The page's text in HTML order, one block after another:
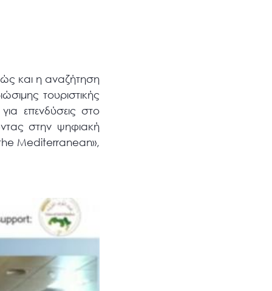
και η αναζήτηση
τουριστικής
επενδύσεις στο
στην ψηφιακή
Mediterranean»,